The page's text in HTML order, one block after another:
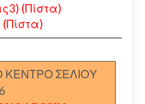
(Πίστα)
(Πίστα)
ΚΕΝΤΡΟ ΣΕΛΙΟΥ